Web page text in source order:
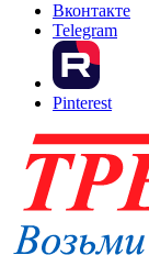
Вконтакте
Telegram
Pinterest